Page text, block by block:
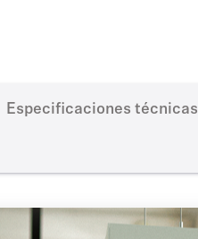
Especificaciones técnicas